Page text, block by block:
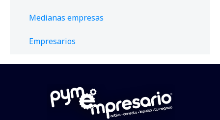
Medianas empresas
Empresarios